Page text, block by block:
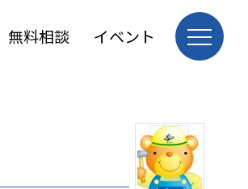
無料相談 イベント